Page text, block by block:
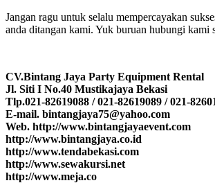
Jangan ragu untuk selalu mempercayakan
anda ditangan kami. Yuk buruan hubungi kami
CV.Bintang Jaya Party Equipment Rental
Jl. Siti I No.40 Mustikajaya Bekasi
Tlp.021-82619088 / 021-82619089 / 021-
E-mail. bintangjaya75@yahoo.com
Web. http://www.bintangjayaevent.com
http://www.bintangjaya.co.id
http://www.tendabekasi.com
http://www.sewakursi.net
http://www.meja.co